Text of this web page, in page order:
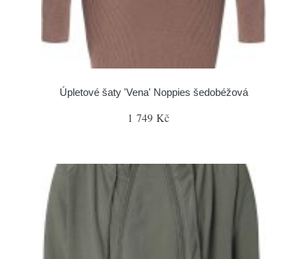
Úpletové šaty 'Vena' Noppies šedobéžová
1 749 Kč